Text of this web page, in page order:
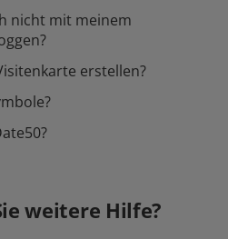
nicht mit meinem
erstellen?
weitere Hilfe?